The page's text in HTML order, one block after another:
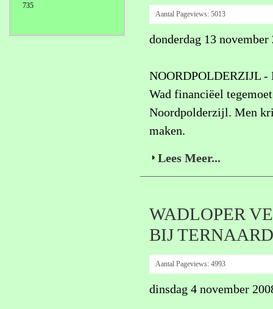
Aantal Pageviews: 5013
donderdag 13 november
NOORDPOLDERZIJL -
Wad financiëel
Noordpolderzijl. Men
maken.
Lees Meer...
WADLOPER
BIJ TERNAARD
Aantal Pageviews: 4993
dinsdag 4 november
735